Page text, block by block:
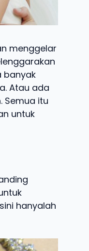
menggelar
banyak
Atau ada
Semua itu
untuk
hanyalah